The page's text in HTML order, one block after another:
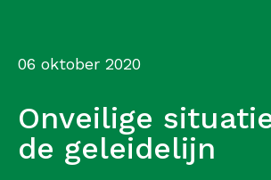
Onveilige
de geleidelijn
06 oktober 2020